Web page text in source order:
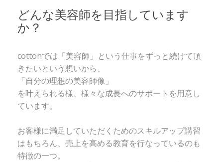
どんな美容師を目指しています
か？
cottonでは「美容師」という仕事をずっと続けて頂
きたいという想いから、
「自分の理想の美容師像」
を叶えられる様、様々な成長へのサポートを用意し
ています。
お客様に満足していただくためのスキルアップ講習
はもちろん、売上を高める教育を行なっているのも
特徴の一つ。